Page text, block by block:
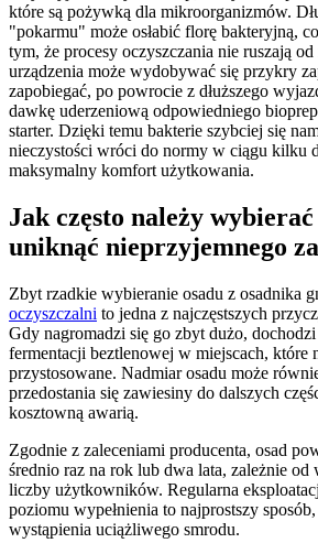
które są pożywką dla mikroorganizmów.
"pokarmu" może osłabić florę bakteryjną,
tym, że procesy oczyszczania nie ruszają od
urządzenia może wydobywać się przykry
zapobiegać, po powrocie z dłuższego
dawkę uderzeniową odpowiedniego
starter. Dzięki temu bakterie szybciej się
nieczystości wróci do normy w ciągu kilku
maksymalny komfort użytkowania.
Jak często należy wybierać
uniknąć nieprzyjemnego
Zbyt rzadkie wybieranie osadu z osadnika
oczyszczalni to jedna z najczęstszych
Gdy nagromadzi się go zbyt dużo,
fermentacji beztlenowej w miejscach, które
przystosowane. Nadmiar osadu może
przedostania się zawiesiny do dalszych
kosztowną awarią.
Zgodnie z zaleceniami producenta, osad
średnio raz na rok lub dwa lata, zależnie
liczby użytkowników. Regularna
poziomu wypełnienia to najprostszy
wystąpienia uciążliwego smrodu.